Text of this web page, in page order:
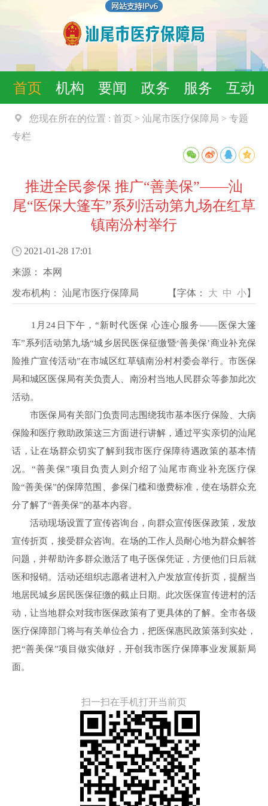
首页 机构 要闻 政务 服务 互动
您现在所在的位置 : 首页 > 汕尾市医疗保障局 > 专题
专栏
推进全民参保 推广“善美保”——汕
尾“医保大篷车”系列活动第九场在红草
镇南汾村举行
2021-01-28 17:01
来源： 本网
发布机构： 汕尾市医疗保障局 【字体： 大 中 小】
1月24日下午，“新时代医保 心连心服务——医保大篷
车”系列活动第九场“城乡居民医保征缴暨‘善美保’商业补充保
险推广宣传活动”在市城区红草镇南汾村村委会举行。市医保
局和城区医保局有关负责人、南汾村当地人民群众等参加此次
活动。
市医保局有关部门负责同志围绕我市基本医疗保险、大病
保险和医疗救助政策这三方面进行讲解，通过平实亲切的汕尾
话，让在场群众切实了解到我市医疗保障待遇政策的基本情
况。“善美保”项目负责人则介绍了汕尾市商业补充医疗保
险“善美保”的保障范围、参保门槛和缴费标准，使在场群众充
分了解了“善美保”的基本内容。
活动现场设置了宣传咨询台，向群众宣传医保政策，发放
宣传折页，接受群众咨询。在场的工作人员耐心地为群众解答
问题，并帮助许多群众激活了电子医保凭证，方便他们日后就
医和报销。活动还组织志愿者进村入户发放宣传折页，提醒当
地居民城乡居民医保征缴的截止日期。此次医保宣传进村的活
动，让当地群众对我市医保政策有了更具体的了解。全市各级
医疗保障部门将与有关单位合力，把医保惠民政策落到实处，
把“善美保”项目做实做好，开创我市医疗保障事业发展新局
面。
扫一扫在手机打开当前页